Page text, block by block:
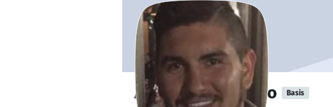
Alexander Milardo Basis